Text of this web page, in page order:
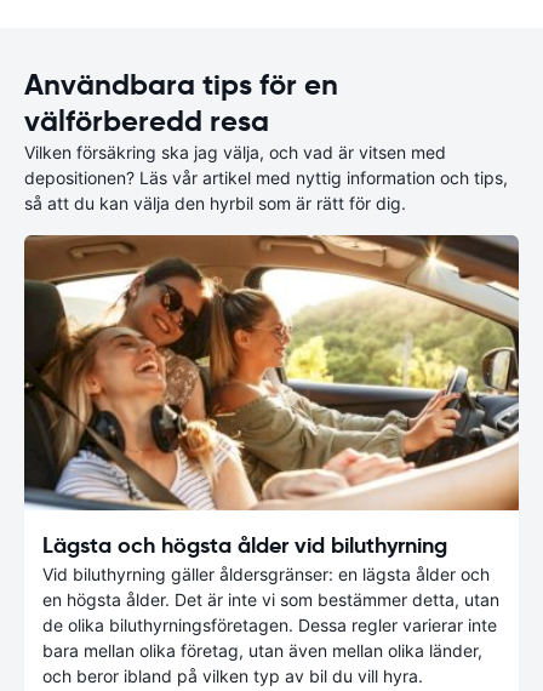
Användbara tips för en
välförberedd resa
Vilken försäkring ska jag välja, och vad är vitsen med
depositionen? Läs vår artikel med nyttig information och tips,
så att du kan välja den hyrbil som är rätt för dig.
Lägsta och högsta ålder vid biluthyrning
Vid biluthyrning gäller åldersgränser: en lägsta ålder och
en högsta ålder. Det är inte vi som bestämmer detta, utan
de olika biluthyrningsföretagen. Dessa regler varierar inte
bara mellan olika företag, utan även mellan olika länder,
och beror ibland på vilken typ av bil du vill hyra.